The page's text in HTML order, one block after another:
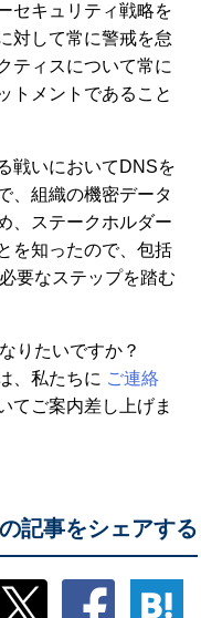
セキュリティ戦略を
対して常に警戒を怠
ティスについて常に
トメントであること
戦いにおいてDNSを
、組織の機密データ
、ステークホルダー
を知ったので、包括
要なステップを踏む
りたいですか？
、私たちに ご連絡
てご案内差し上げま
記事をシェアする